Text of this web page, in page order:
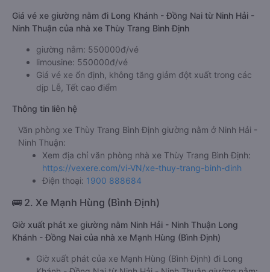
Giá vé xe giường nằm đi Long Khánh - Đồng Nai từ Ninh Hải -
Ninh Thuận của nhà xe Thùy Trang Bình Định
giường nằm: 550000đ/vé
limousine: 550000đ/vé
Giá vé xe ổn định, không tăng giảm đột xuất trong các
dịp Lễ, Tết cao điểm
Thông tin liên hệ
Văn phòng xe Thùy Trang Bình Định giường nằm ở Ninh Hải -
Ninh Thuận:
Xem địa chỉ văn phòng nhà xe Thùy Trang Bình Định:
https://vexere.com/vi-VN/xe-thuy-trang-binh-dinh
Điện thoại: 1900 888684
🚌 2. Xe Mạnh Hùng (Bình Định)
Giờ xuất phát xe giường nằm Ninh Hải - Ninh Thuận Long
Khánh - Đồng Nai của nhà xe Mạnh Hùng (Bình Định)
Giờ xuất phát của xe Mạnh Hùng (Bình Định) đi Long